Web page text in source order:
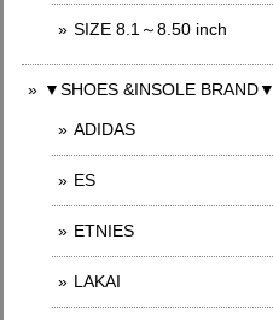
SIZE 8.1～8.50 inch
▼SHOES &INSOLE BRAND▼
ADIDAS
ES
ETNIES
LAKAI